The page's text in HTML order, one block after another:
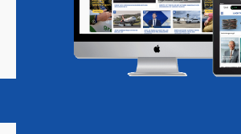
Magazine Podcasts